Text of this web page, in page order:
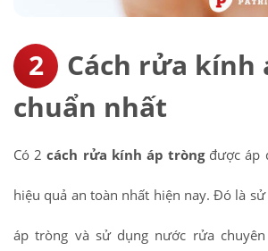
Cách rửa kính
chuẩn nhất
Có 2cách rửa kính áp tròngđược áp
hiệu quả an toàn nhất hiện nay. Đó là
áp tròng và sử dụng nước rửa